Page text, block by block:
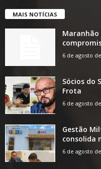
MAIS NOTÍCIAS
Maranhão
6 de agosto
Sócios do
Frota
6 de agosto
Gestão
consolida
6 de agosto